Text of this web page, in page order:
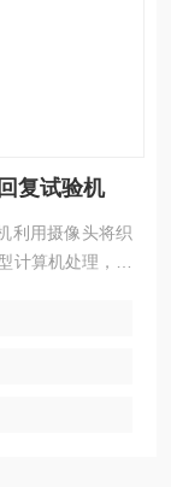
复试验机
利用摄像头将织
计算机处理，由